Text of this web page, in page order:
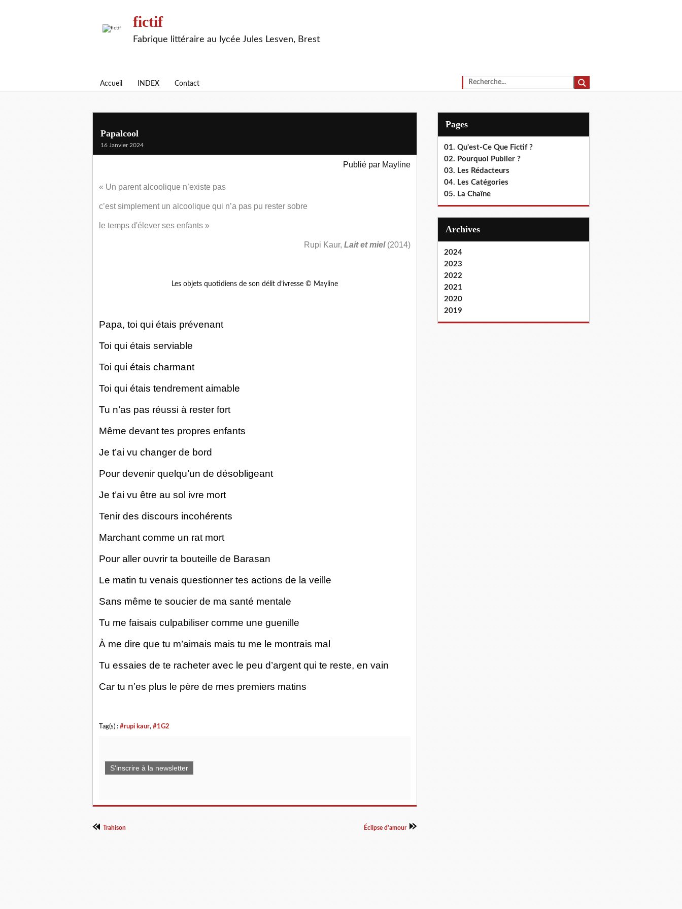
fictif
Fabrique littéraire au lycée Jules Lesven, Brest
Accueil INDEX Contact
Papalcool
16 Janvier 2024
Publié par Mayline
« Un parent alcoolique n’existe pas
c’est simplement un alcoolique qui n’a pas pu rester sobre
le temps d'élever ses enfants »
Rupi Kaur, Lait et miel(2014)
Les objets quotidiens de son délit d’ivresse © Mayline
Papa, toi qui étais prévenant
Toi qui étais serviable
Toi qui étais charmant
Toi qui étais tendrement aimable
Tu n’as pas réussi à rester fort
Même devant tes propres enfants
Je t’ai vu changer de bord
Pour devenir quelqu’un de désobligeant
Je t’ai vu être au sol ivre mort
Tenir des discours incohérents
Marchant comme un rat mort
Pour aller ouvrir ta bouteille de Barasan
Le matin tu venais questionner tes actions de la veille
Sans même te soucier de ma santé mentale
Tu me faisais culpabiliser comme une guenille
À me dire que tu m’aimais mais tu me le montrais mal
Tu essaies de te racheter avec le peu d’argent qui te reste, en vain
Car tu n’es plus le père de mes premiers matins
Tag(s) : #rupi kaur, #1G2
S'inscrire à la newsletter
Trahison Éclipse d'amour
Pages
01. Qu'est-Ce Que Fictif ?
02. Pourquoi Publier ?
03. Les Rédacteurs
04. Les Catégories
05. La Chaîne
Archives
2024
2023
2022
2021
2020
2019